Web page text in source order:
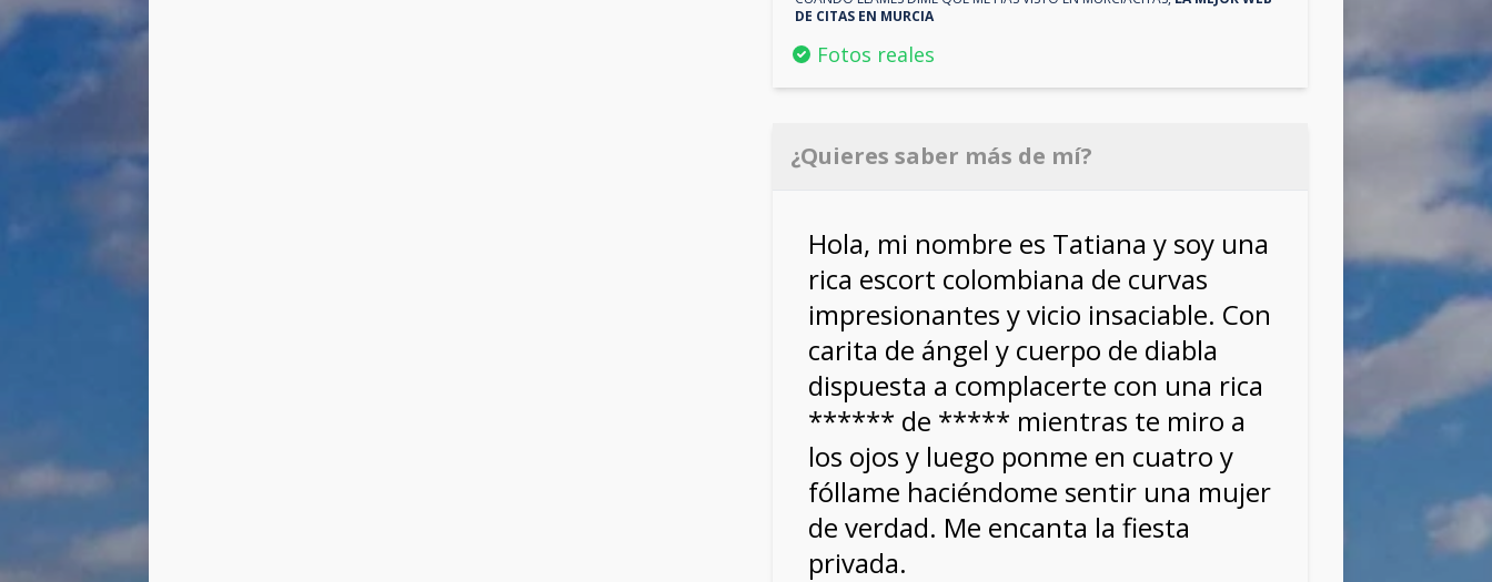
DE CITAS EN MURCIA
Fotos reales
¿Quieres saber más de mí?
Hola, mi nombre es Tatiana y soy una
rica escort colombiana de curvas
impresionantes y vicio insaciable. Con
carita de ángel y cuerpo de diabla
dispuesta a complacerte con una rica
****** de ***** mientras te miro a
los ojos y luego ponme en cuatro y
fóllame haciéndome sentir una mujer
de verdad. Me encanta la fiesta
privada.